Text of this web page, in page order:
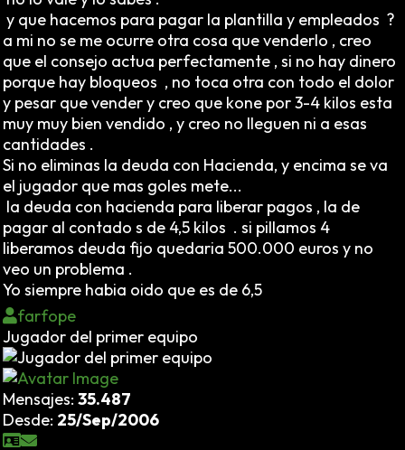
y que hacemos para pagar la plantilla y empleados ?
a mi no se me ocurre otra cosa que venderlo , creo
que el consejo actua perfectamente , si no hay dinero
porque hay bloqueos , no toca otra con todo el dolor
y pesar que vender y creo que kone por 3-4 kilos esta
muy muy bien vendido , y creo no lleguen ni a esas
cantidades .
Si no eliminas la deuda con Hacienda, y encima se va
el jugador que mas goles mete...
la deuda con hacienda para liberar pagos , la de
pagar al contado s de 4,5 kilos . si pillamos 4
liberamos deuda fijo quedaria 500.000 euros y no
veo un problema .
Yo siempre habia oido que es de 6,5
farfope
Jugador del primer equipo
Mensajes: 35.487
Desde: 25/Sep/2006